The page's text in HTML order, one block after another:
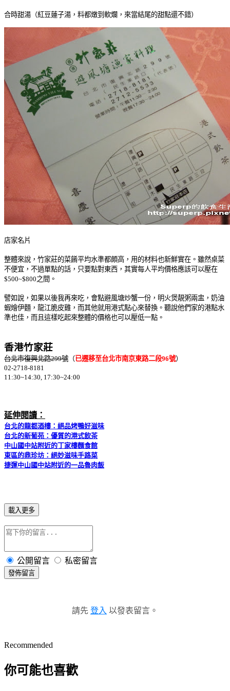
合時甜湯（紅豆蓮子湯，料都燉到軟爛，來當結尾的甜點還不錯）
店家名片
整體來說，竹家莊的菜餚平均水準都頗高，用的材料也新鮮實在。雖然桌菜
不便宜，不過單點的話，只要點對東西，其實每人平均價格應該可以壓在
$500~$800之間。
譬如說，如果以後我再來吃，會點避風塘炒蟹一份，明火煲靚粥兩盅，奶油
蝦燴伊麵，龍江脆皮雞，而其他就用港式點心來替換。聽說他們家的港點水
準也佳，而且這樣吃起來整體的價格也可以壓低一點。
香港竹家莊
台北市復興北路299號 （ 已遷移至台北市南京東路二段96號）
02-2718-8181
11:30~14:30, 17:30~24:00
延伸閱讀：
台北的龍都酒樓：絕品烤鴨好滋味
台北的新葡苑：優質的港式飲茶
中山國中站附近的丁家樓麵食館
東區的鼎珍坊：絕妙滋味手路菜
捷運中山國中站附近的一品魯肉飯
載入更多
公開留言 私密留言
發佈留言
請先 登入 以發表留言。
Recommended
你可能也喜歡